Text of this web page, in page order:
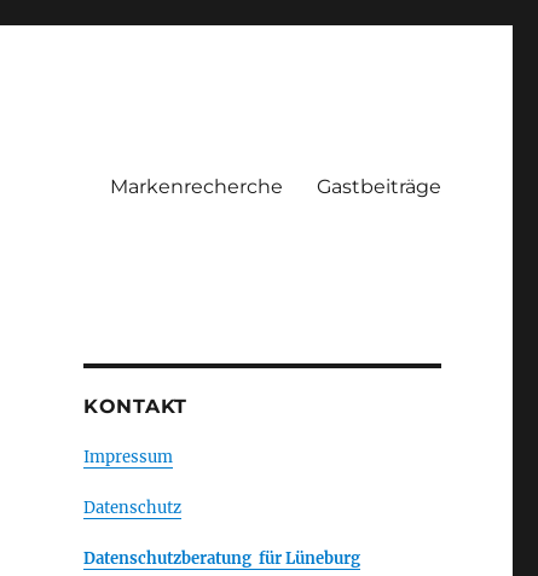
Markenrecherche Gastbeiträge
KONTAKT
Impressum
Datenschutz
Datenschutzberatung für Lüneburg